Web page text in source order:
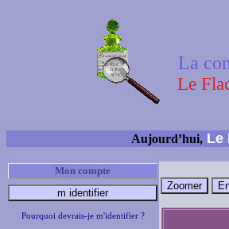
La
Le
Aujourd’hui, Le
Mon compte
Pourquoi devrais-je m'identifier ?